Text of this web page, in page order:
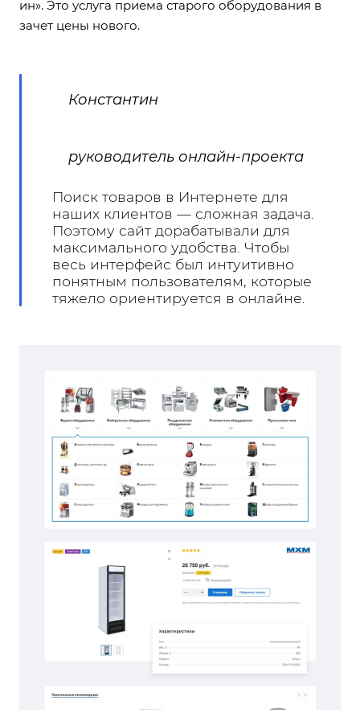
ин». Это услуга приема старого оборудования в
зачет цены нового.
Константин
руководитель онлайн-проекта
Поиск товаров в Интернете для
наших клиентов — сложная задача.
Поэтому сайт дорабатывали для
максимального удобства. Чтобы
весь интерфейс был интуитивно
понятным пользователям, которые
тяжело ориентируется в онлайне.